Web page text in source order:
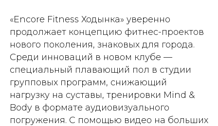
«Encore Fitness Ходынка» уверенно
продолжает концепцию фитнес-проектов
нового поколения, знаковых для города.
Среди инноваций в новом клубе —
специальный плавающий пол в студии
групповых программ, снижающий
нагрузку на суставы, тренировки Mind &
Body в формате аудиовизуального
погружения. С помощью видео на больших